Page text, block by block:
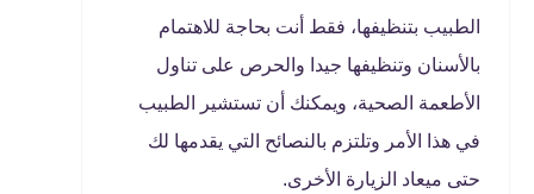
الطبيب بتنظيفها، فقط أنت بحاجة للاهتمام
بالأسنان وتنظيفها جيدا والحرص على تناول
الأطعمة الصحية، ويمكنك أن تستشير الطبيب
في هذا الأمر وتلتزم بالنصائح التي يقدمها لك
حتى ميعاد الزيارة الأخرى.